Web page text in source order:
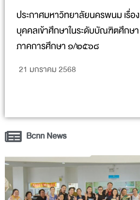
ประกาศมหาวิทยาลัยนครพนม เรื่อ
บุคคลเข้าศึกษาในระดับบัณฑิตศึกษา
ภาคการศึกษา ๑/๒๕๖๘
21 มกราคม 2568
Bcnn News